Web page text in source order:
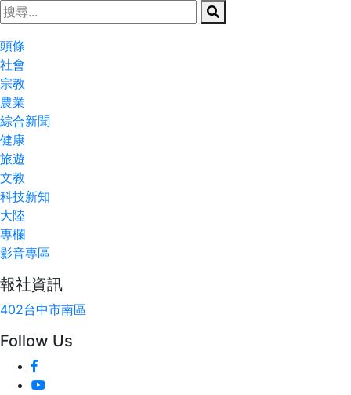
頭條
社會
宗教
農業
綜合新聞
健康
旅遊
文教
科技新知
大陸
專欄
影音專區
報社資訊
402台中市南區
Follow Us